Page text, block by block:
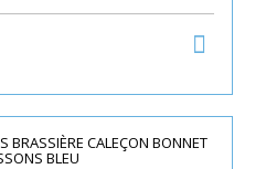
BRASSIÈRE CALEÇON BONNET
BLEU